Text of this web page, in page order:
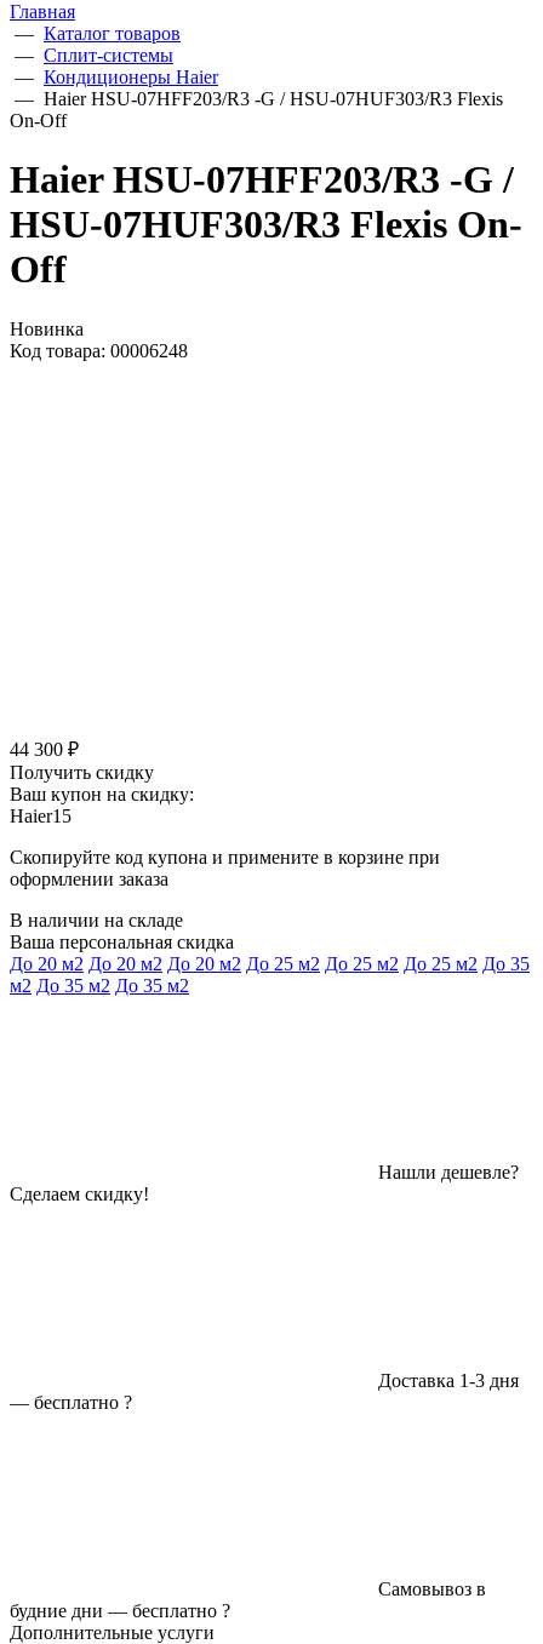
Главная
— Каталог товаров
— Сплит-системы
— Кондиционеры Haier
— Haier HSU-07HFF203/R3 -G / HSU-07HUF303/R3 Flexis
On-Off
Haier HSU-07HFF203/R3 -G /
HSU-07HUF303/R3 Flexis On-
Off
Новинка
Код товара: 00006248
44 300 ₽
Получить скидку
Ваш купон на скидку:
Haier15
Скопируйте код купона и примените в корзине при
оформлении заказа
В наличии на складе
Ваша персональная скидка
До 20 м2 До 20 м2 До 20 м2 До 25 м2 До 25 м2 До 25 м2 До 35
м2 До 35 м2 До 35 м2
Нашли дешевле?
Сделаем скидку!
Доставка 1-3 дня
— бесплатно ?
Самовывоз в
будние дни — бесплатно ?
Дополнительные услуги